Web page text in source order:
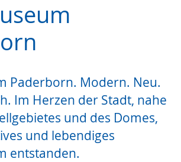
Paderborn. Modern. Neu.
Im Herzen der Stadt, nahe
und des Domes,
und lebendiges
entstanden.